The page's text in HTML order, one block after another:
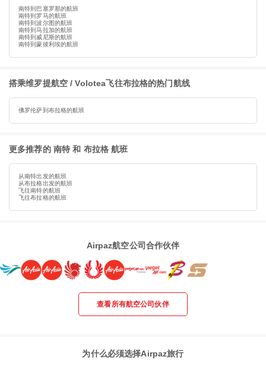
南特到巴塞罗那的航班
南特到罗马的航班
南特到波尔图的航班
南特到马拉加的航班
南特到威尼斯的航班
南特到蒙彼利埃的航班
搭乘维罗提航空 / Volotea飞往布拉格的热门航线
佛罗伦萨到布拉格的航班
更多推荐的 南特 和 布拉格 航班
从南特出发的航班
从布拉格出发的航班
飞往南特的航班
飞往布拉格的航班
Airpaz航空公司合作伙伴
查看所有航空公司伙伴
为什么必须选择Airpaz旅行